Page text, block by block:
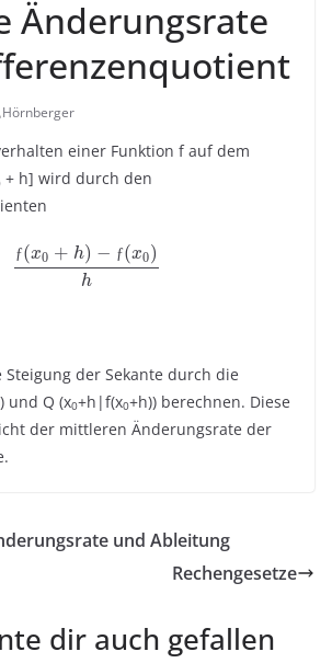
Änderungsrate
Hörnberger
einer Funktion f auf dem
+ h] wird durch den
ƒ(x0 + h) − ƒ(x0)
h
Steigung der Sekante durch die
und Q (x0+h|f(x0+h)) berechnen. Diese
der mittleren Änderungsrate der
und Ableitung
Rechengesetze
dir auch gefallen